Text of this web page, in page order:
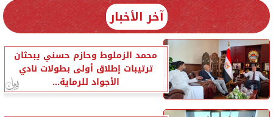
آخر الأخبار
محمد الزملوط وحازم حسني يبحثان
ترتيبات إطلاق أولى بطولات نادي
الأجواد للرماية...